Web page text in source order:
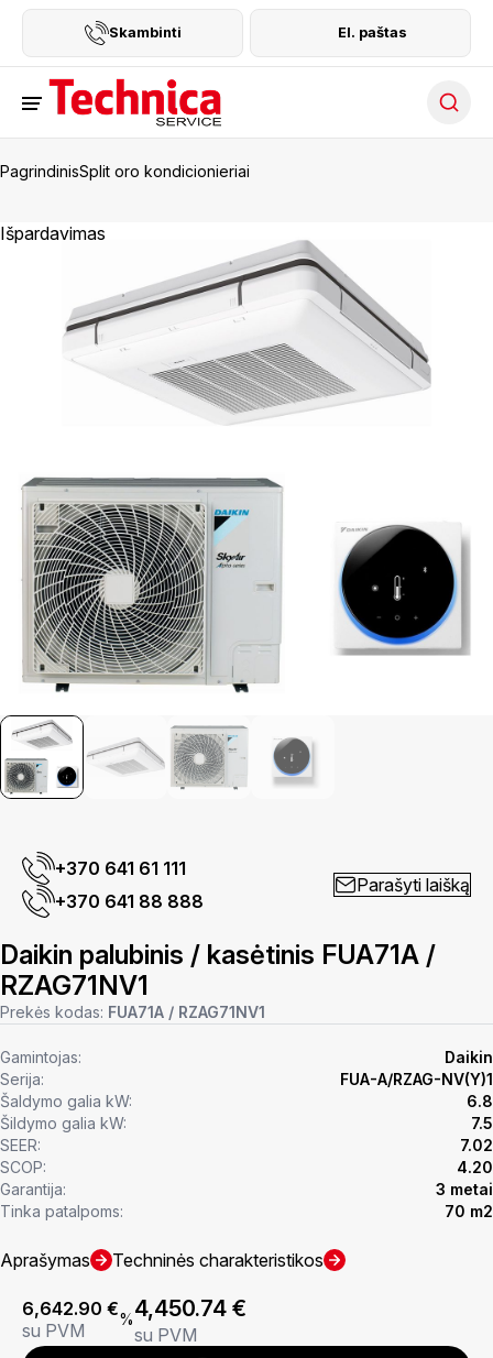
Skambinti El. paštas
PagrindinisSplit oro kondicionieriai
Išpardavimas
+370 641 61 111
+370 641 88 888
Parašyti laišką
Daikin palubinis / kasėtinis FUA71A /
RZAG71NV1
Prekės kodas: FUA71A / RZAG71NV1
Gamintojas:
Daikin
Serija:
FUA-A/RZAG-NV(Y)1
Šaldymo galia kW:
6.8
Šildymo galia kW:
7.5
SEER:
7.02
SCOP:
4.20
Garantija:
3 metai
Tinka patalpoms:
70 m2
Aprašymas Techninės charakteristikos
6,642.90 €
su PVM
%4,450.74 €
su PVM